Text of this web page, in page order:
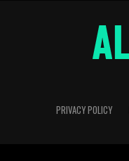
PRIVACY POLICY